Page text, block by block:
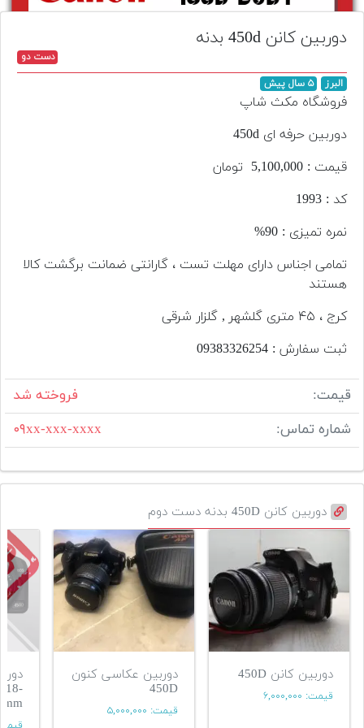
تجهیزات
مکث
افزودن
دست
قیمت
دوربین کانن 450d بدنه
دست دو
البرز ۵ سال پیش
فروشگاه مکث شاپ
دوربین حرفه ای 450d
قیمت : 5,100,000 تومان
کد : 1993
نمره تمیزی : 90%
تمامی اجناس دارای مهلت تست ، گارانتی ضمانت برگشت کالا
هستند
کرج ، ۴۵ متری گلشهر , گلزار شرقی
ثبت سفارش : 093‌833‌262‌54
قیمت:
فروخته شد
شماره تماس:
۰۹xx-xxx-xxxx
دوربین کانن 450D بدنه دست دوم
دوربین کانن 450D
قیمت: ۶,۰۰۰,۰۰۰
دوربین عکاسی کنون
450D
قیمت: ۵,۰۰۰,۰۰۰